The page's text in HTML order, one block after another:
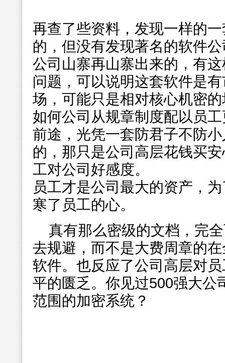
再查了些资料，发现一样的
的，但没有发现著名的软件
公司山寨再山寨出来的，有
问题，可以说明这套软件是
场，可能只是相对核心机密
如何公司从规章制度配以员
前途，光凭一套防君子不防
的，那只是公司高层花钱买
工对公司好感度。
员工才是公司最大的资产，
寒了员工的心。
真有那么密级的文档，完
去规避，而不是大费周章的
软件。也反应了公司高层对
平的匮乏。你见过500强大公
范围的加密系统？